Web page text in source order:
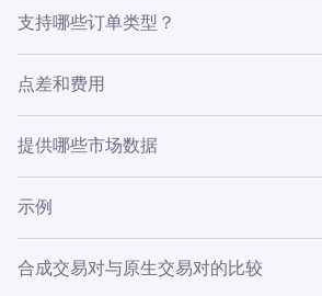
当您在合成交易对上下订单时，Kraken
交易。例如，如果您想使用 SOL 购买
成交易对 DOGE/SOL。Kraken 随后会
买单和 SOL/USD 的卖单，以美元计价
买。两笔交易在撮合引擎内同时执行。
示一笔 DOGE/SOL 交易，其有效交叉
支持哪些订单类型？
合成交易对支持
市价订单立即以两个底层订单簿中的最
的执行受应用于基础资产原生交易对的
中，相反，Kraken 持续监控底层订单
度以您的限价或更优价格成交时执行。
点差和费用
您根据现货费率表
各个订单簿上进行两次单独交易以完成
用。
自然点差。
提供哪些市场数据
合成交易对显示来源于两个底层订单簿
包括实时深度阶梯和指示性订单簿、K
图、技术指标以及带有24小时统计数
合成市场数据均为近似值和派生值。
示例
您想使用您的 SOL 余额购买 1,000
易对 DOGE/SOL 并下市价单购买 1,000
合成交易对与原生交易对的比较